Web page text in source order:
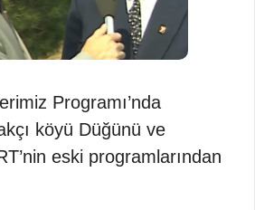
Programı’nda
köyü Düğünü ve
eski programlarından